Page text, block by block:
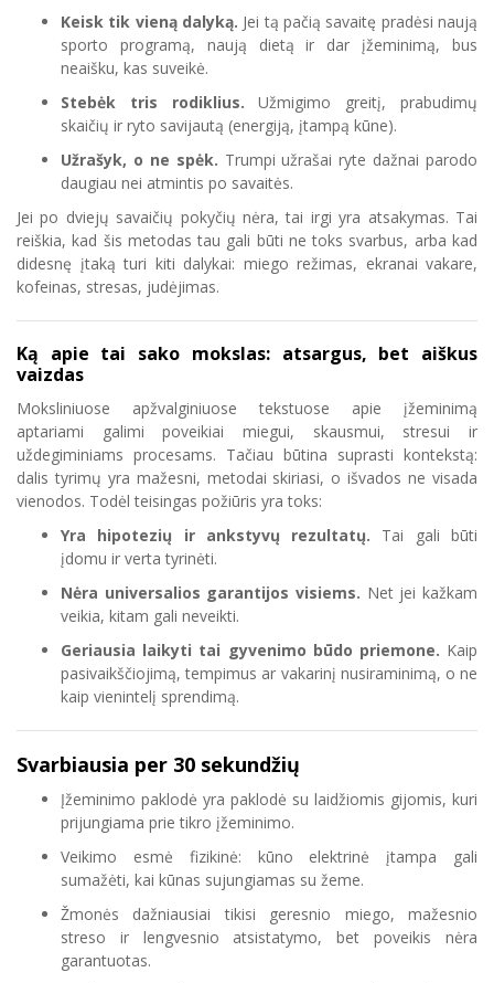
Keisk tik vieną dalyką. Jei tą pačią savaitę pradėsi naują
sporto programą, naują dietą ir dar įžeminimą, bus
neaišku, kas suveikė.
Stebėk tris rodiklius. Užmigimo greitį, prabudimų
skaičių ir ryto savijautą (energiją, įtampą kūne).
Užrašyk, o ne spėk. Trumpi užrašai ryte dažnai parodo
daugiau nei atmintis po savaitės.
Jei po dviejų savaičių pokyčių nėra, tai irgi yra atsakymas. Tai
reiškia, kad šis metodas tau gali būti ne toks svarbus, arba kad
didesnę įtaką turi kiti dalykai: miego režimas, ekranai vakare,
kofeinas, stresas, judėjimas.
Ką apie tai sako mokslas: atsargus, bet aiškus
vaizdas
Moksliniuose apžvalginiuose tekstuose apie įžeminimą
aptariami galimi poveikiai miegui, skausmui, stresui ir
uždegiminiams procesams. Tačiau būtina suprasti kontekstą:
dalis tyrimų yra mažesni, metodai skiriasi, o išvados ne visada
vienodos. Todėl teisingas požiūris yra toks:
Yra hipotezių ir ankstyvų rezultatų. Tai gali būti
įdomu ir verta tyrinėti.
Nėra universalios garantijos visiems. Net jei kažkam
veikia, kitam gali neveikti.
Geriausia laikyti tai gyvenimo būdo priemone. Kaip
pasivaikščiojimą, tempimus ar vakarinį nusiraminimą, o ne
kaip vienintelį sprendimą.
Svarbiausia per 30 sekundžių
Įžeminimo paklodė yra paklodė su laidžiomis gijomis, kuri
prijungiama prie tikro įžeminimo.
Veikimo esmė fizikinė: kūno elektrinė įtampa gali
sumažėti, kai kūnas sujungiamas su žeme.
Žmonės dažniausiai tikisi geresnio miego, mažesnio
streso ir lengvesnio atsistatymo, bet poveikis nėra
garantuotas.